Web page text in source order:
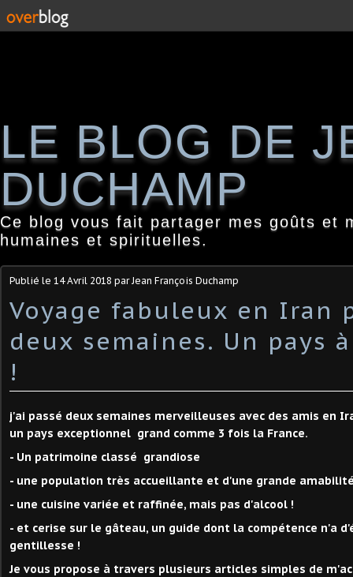
LE BLOG DE
DUCHAMP
Ce blog vous fait partager mes goûts et
humaines et spirituelles.
Publié le 14 Avril 2018 par Jean François Duchamp
Voyage fabuleux en Iran
deux semaines. Un pays
!
j'ai passé deux semaines merveilleuses avec des amis en
un pays exceptionnel grand comme 3 fois la France.
- Un patrimoine classé grandiose
- une population très accueillante et d'une grande
- une cuisine variée et raffinée, mais pas d'alcool !
- et cerise sur le gâteau, un guide dont la compétence n'a
gentillesse !
Je vous propose à travers plusieurs articles simples de